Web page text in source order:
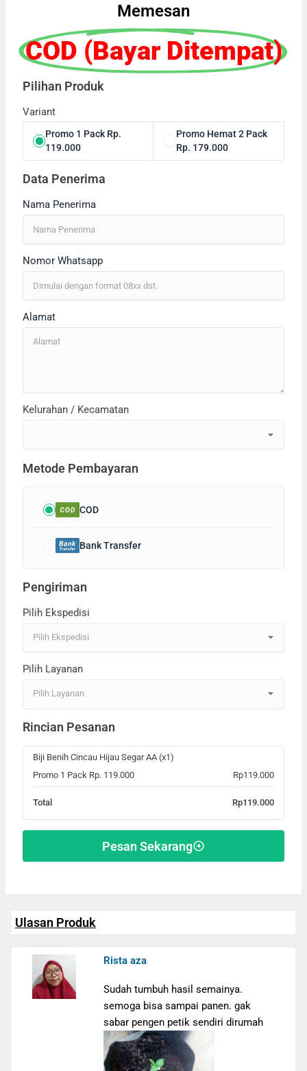
Memesan
COD (Bayar Ditempat)
Pilihan Produk
Variant
Promo 1 Pack Rp.
119.000
Promo Hemat 2 Pack
Rp. 179.000
Data Penerima
Nama Penerima
Nomor Whatsapp
Alamat
Kelurahan / Kecamatan
Metode Pembayaran
COD
Bank Transfer
Pengiriman
Pilih Ekspedisi
Pilih Ekspedisi
Pilih Layanan
Pilih Layanan
Rincian Pesanan
Biji Benih Cincau Hijau Segar AA (x1)
Promo 1 Pack Rp. 119.000
Rp119.000
Total Rp119.000
Pesan Sekarang
Ulasan Produk
Rista aza
Sudah tumbuh hasil semainya.
semoga bisa sampai panen. gak
sabar pengen petik sendiri dirumah